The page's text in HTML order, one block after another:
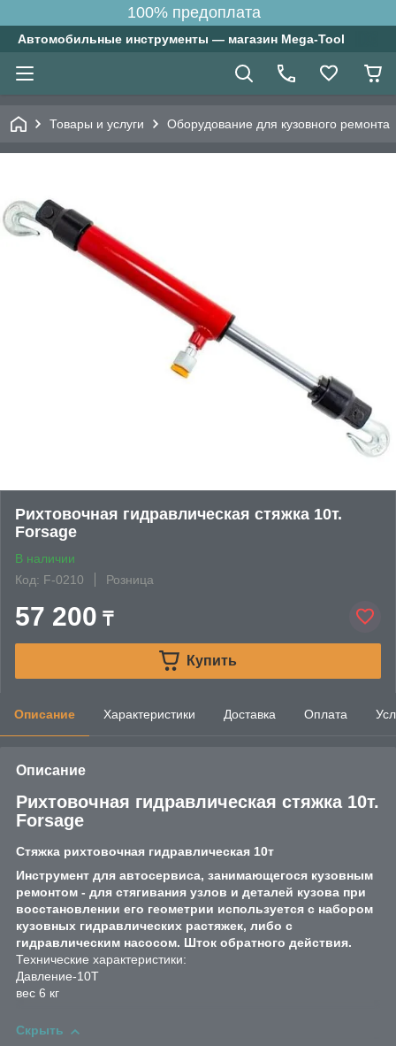
100% предоплата
Автомобильные инструменты — магазин Mega-Tool
Товары и услуги Оборудование для кузовного ремонта
Рихтовочная гидравлическая стяжка 10т.
Forsage
В наличии
Код: F-0210
Розница
57 200 ₸
Купить
Описание Характеристики Доставка Оплата
Описание
Рихтовочная гидравлическая стяжка 10т.
Forsage
Стяжка рихтовочная гидравлическая 10т
Инструмент для автосервиса, занимающегося кузовным
ремонтом - для стягивания узлов и деталей кузова при
восстановлении его геометрии используется с набором
кузовных гидравлических растяжек, либо с
гидравлическим насосом. Шток обратного действия.
Технические характеристики:
Давление-10T
вес 6 кг
Скрыть